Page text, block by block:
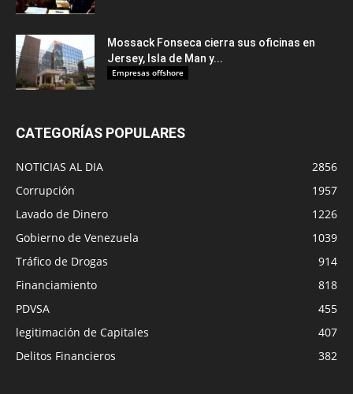
Mossack Fonseca cierra sus oficinas en
Jersey, Isla de Man y...
Empresas offshore
CATEGORÍAS POPULARES
NOTICIAS AL DIA
2856
Corrupción
1957
Lavado de Dinero
1226
Gobierno de Venezuela
1039
Tráfico de Drogas
914
Financiamiento
818
PDVSA
455
legitimación de Capitales
407
Delitos Financieros
382